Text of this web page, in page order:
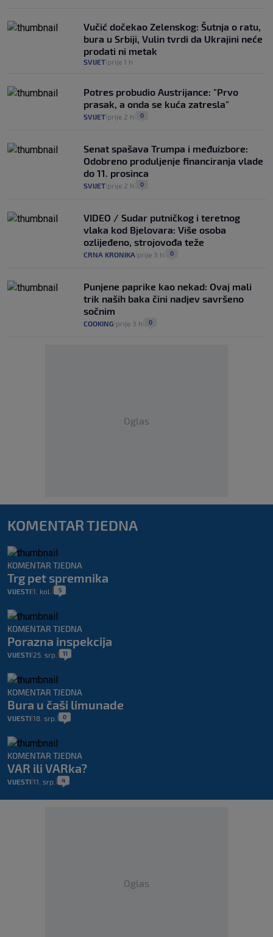
Vučić dočekao Zelenskog: Šutnja o ratu,
bura u Srbiji, Vulin tvrdi da Ukrajini neće
prodati ni metak
SVIJET prije 1 h
Potres probudio Austrijance: "Prvo
prasak, a onda se kuća zatresla"
SVIJET prije 2 h 0
Senat spašava Trumpa i međuizbore:
Odobreno produljenje financiranja vlade
do 11. prosinca
SVIJET prije 2 h 0
VIDEO / Sudar putničkog i teretnog
vlaka kod Bjelovara: Više osoba
ozlijeđeno, strojovođa teže
CRNA KRONIKA prije 3 h 0
Punjene paprike kao nekad: Ovaj mali
trik naših baka čini nadjev savršeno
sočnim
COOKING prije 3 h 0
Oglas
KOMENTAR TJEDNA
KOMENTAR TJEDNA
Trg pet spremnika
VIJESTI 1. kol. 5
KOMENTAR TJEDNA
Porazna inspekcija
VIJESTI 25. srp. 11
KOMENTAR TJEDNA
Bura u čaši limunade
VIJESTI 18. srp. 0
KOMENTAR TJEDNA
VAR ili VARka?
VIJESTI 11. srp. 4
Oglas